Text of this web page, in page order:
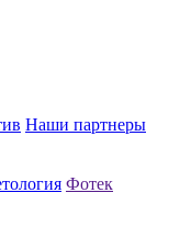
Наши партнеры
Фотек